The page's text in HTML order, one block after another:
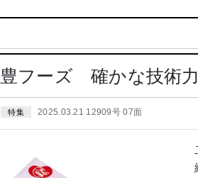
フーズ 確かな技術
特集 2025.03.21 12909号 07面